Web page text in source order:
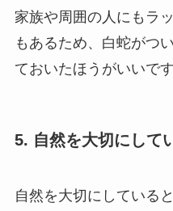
家族や周囲の人にもラ
もあるため、白蛇がつ
ておいたほうがいいです
5. 自然を大切にして
自然を大切にしている